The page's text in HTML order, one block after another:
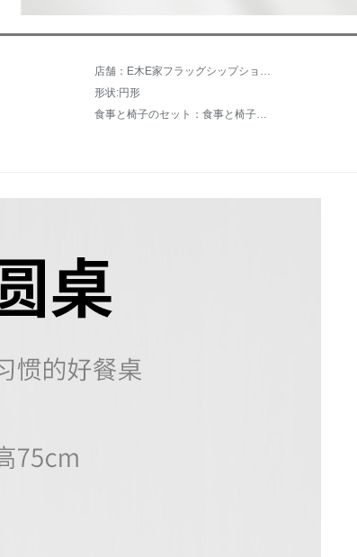
店舗：E木E家フラッグシップショップ
形状:円形
食事と椅子のセット：食事と椅子を持たない